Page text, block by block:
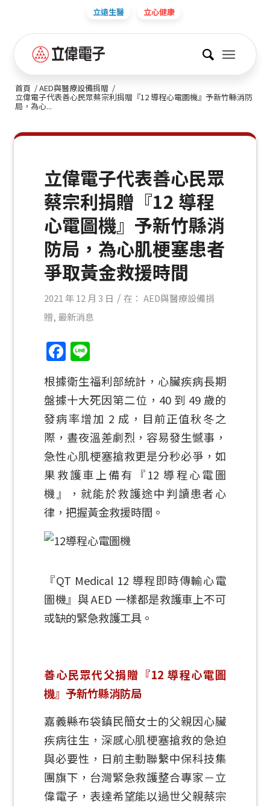
立遠生醫 立心健康
首頁 /AED與醫療設備捐贈 /
立偉電子代表善心民眾蔡宗利捐贈『12 導程心電圖機』予新竹縣消防
局，為心...
立偉電子代表善心民眾
蔡宗利捐贈『12 導程
心電圖機』予新竹縣消
防局，為心肌梗塞患者
爭取黃金救援時間
2021 年 12 月 3 日 / 在：AED與醫療設備捐
贈, 最新消息
Facebook
根據衛生福利部統計，心臟疾病長期
盤據十大死因第二位，40 到 49 歲的
發病率增加 2 成，目前正值秋冬之
際，晝夜溫差劇烈，容易發生憾事，
急性心肌梗塞搶救更是分秒必爭，如
果救護車上備有『12 導程心電圖
機』，就能於救護途中判讀患者心
律，把握黃金救援時間。
『QT Medical 12 導程即時傳輸心電
圖機』與 AED 一樣都是救護車上不可
或缺的緊急救護工具。
善心民眾代父捐贈『12 導程心電圖
機』予新竹縣消防局
嘉義縣布袋鎮民簡女士的父親因心臟
疾病往生，深感心肌梗塞搶救的急迫
與必要性，日前主動聯繫中保科技集
團旗下，台灣緊急救護整合專家－立
偉電子，表達希望能以過世父親蔡宗